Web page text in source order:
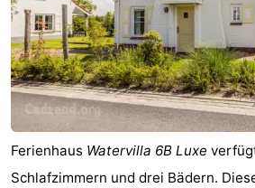
Ferienhaus Watervilla 6B Luxe
Schlafzimmern und drei Bädern.